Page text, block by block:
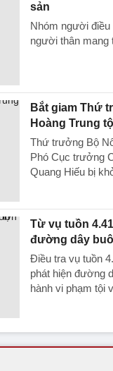
sản
Nhóm người điều
người thân mang
Bắt giam Thứ
Hoàng Trung
Thứ trưởng Bộ
Phó Cục trưởng
Quang Hiếu bị
Từ vụ tuồn
đường dây
Điều tra vụ tuồn
phát hiện đường
hành vi phạm tội